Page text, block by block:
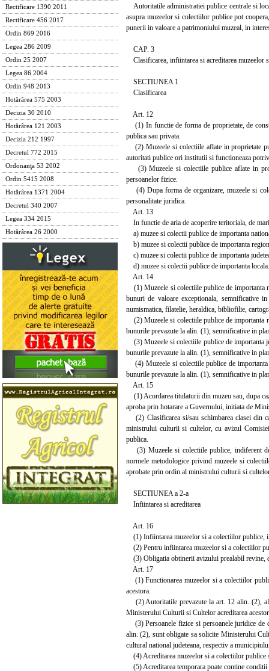
Rectificare 1390 2011
Rectificare 456 2017
Ordin 869 2016
Legea 286 2009
Ordin 25 2007
Legea 86 2004
Ordin 948 2013
Hotărârea 575 2003
Decizia 30 2010
Hotărârea 121 2003
Decizia 212 1997
Decretul 772 2015
Ordonanţa 53 2002
Ordin 5415 2008
Hotărârea 1371 2004
Decretul 340 2007
Legea 334 2015
Hotărârea 26 2000
Autoritatile administratiei publice centrale si
asupra muzeelor si colectiilor publice pot
punerii in valoare a patrimoniului muzeal, in
CAP. 3
Clasificarea, infiintarea si acreditarea muzeelor
SECTIUNEA 1
Clasificarea
Art. 12
(1) In functie de forma de proprietate, de
publica sau privata.
(2) Muzeele si colectiile aflate in proprietate
autoritati publice ori institutii si functioneaza
(3) Muzeele si colectiile publice aflate in
persoanelor fizice.
(4) Dupa forma de organizare, muzeele si
personalitate juridica.
Art. 13
In functie de aria de acoperire teritoriala, de
a) muzee si colectii publice de importanta
b) muzee si colectii publice de importanta
c) muzee si colectii publice de importanta
d) muzee si colectii publice de importanta locala.
Art. 14
(1) Muzeele si colectiile publice de importanta
bunuri de valoare exceptionala, semnificative
numismatica, filatelie, heraldica, bibliofilie,
(2) Muzeele si colectiile publice de importanta
bunurile prevazute la alin. (1), semnificative in
(3) Muzeele si colectiile publice de importanta
bunurile prevazute la alin. (1), semnificative in
(4) Muzeele si colectiile publice de importanta
bunurile prevazute la alin. (1), semnificative in
Art. 15
(1) Acordarea titulaturii din muzeu sau, dupa
aproba prin hotarare a Guvernului, initiata de
(2) Clasificarea si/sau schimbarea clasei din
ministrului culturii si cultelor, cu avizul
publica.
(3) Muzeele si colectiile publice, indiferent
normele metodologice privind muzeele si
aprobate prin ordin al ministrului culturii si
SECTIUNEA a 2-a
Infiintarea si acreditarea
Art. 16
(1) Infiintarea muzeelor si a colectiilor publice,
(2) Pentru infiintarea muzeelor si a colectiilor
(3) Obligatia obtinerii avizului prealabil revine,
Art. 17
(1) Functionarea muzeelor si a colectiilor
acestora.
(2) Autoritatile prevazute la art. 12 alin. (2),
Ministerului Culturii si Cultelor acreditarea
(3) Persoanele fizice si persoanele juridice de
alin. (2), sunt obligate sa solicite Ministerului
cultural national judeteana, respectiv a
(4) Acreditarea muzeelor si a colectiilor
(5) Acreditarea temporara poate contine